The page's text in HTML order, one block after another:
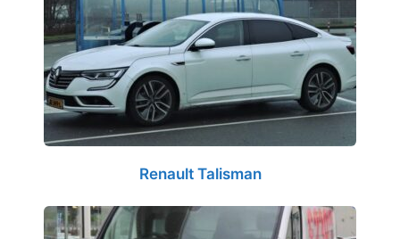
Renault Talisman